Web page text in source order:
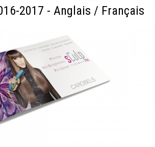
2017 - Anglais / Français